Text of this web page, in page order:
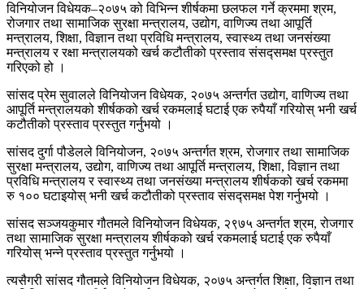
विनियोजन विधेयक–२०७५ को विभिन्न शीर्षकमा छलफल गर्ने क्रममा श्रम,
रोजगार तथा सामाजिक सुरक्षा मन्त्रालय, उद्योग, वाणिज्य तथा आपूर्ति
मन्त्रालय, शिक्षा, विज्ञान तथा प्रविधि मन्त्रालय, स्वास्थ्य तथा जनसंख्या
मन्त्रालय र रक्षा मन्त्रालयको खर्च कटौतीको प्रस्ताव संसद्समक्ष प्रस्तुत
गरिएको हो ।
सांसद प्रेम सुवालले विनियोजन विधेयक, २०७५ अन्तर्गत उद्योग, वाणिज्य तथा
आपूर्ति मन्त्रालयको शीर्षकको खर्च रकमलाई घटाई एक रुपैयाँ गरियोस् भनी खर्च
कटौतीको प्रस्ताव प्रस्तुत गर्नुभयो ।
सांसद दुर्गा पौडेलले विनियोजन, २०७५ अन्तर्गत श्रम, रोजगार तथा सामाजिक
सुरक्षा मन्त्रालय, उद्योग, वाणिज्य तथा आपूर्ति मन्त्रालय, शिक्षा, विज्ञान तथा
प्रविधि मन्त्रालय र स्वास्थ्य तथा जनसंख्या मन्त्रालय शीर्षकको खर्च रकममा
रु १०० घटाइयोस् भनी खर्च कटौतीको प्रस्ताव संसद्समक्ष पेश गर्नुभयो ।
सांसद सञ्जयकुमार गौतमले विनियोजन विधेयक, २९७५ अन्तर्गत श्रम, रोजगार
तथा सामाजिक सुरक्षा मन्त्रालय शीर्षकको खर्च रकमलाई घटाई एक रुपैयाँ
गरियोस् भन्ने प्रस्ताव प्रस्तुत गर्नुभयो ।
त्यसैगरी सांसद गौतमले विनियोजन विधेयक, २०७५ अन्तर्गत शिक्षा, विज्ञान तथा